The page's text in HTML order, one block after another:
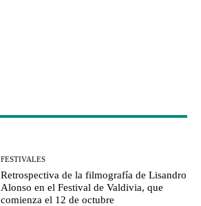
FESTIVALES
Retrospectiva de la filmografía de Lisandro
Alonso en el Festival de Valdivia, que
comienza el 12 de octubre